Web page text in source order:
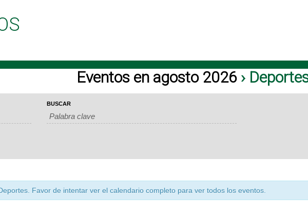
Eventos en agosto 2026 ›
BUSCAR
Favor de intentar ver el calendario completo para ver todos los eventos.